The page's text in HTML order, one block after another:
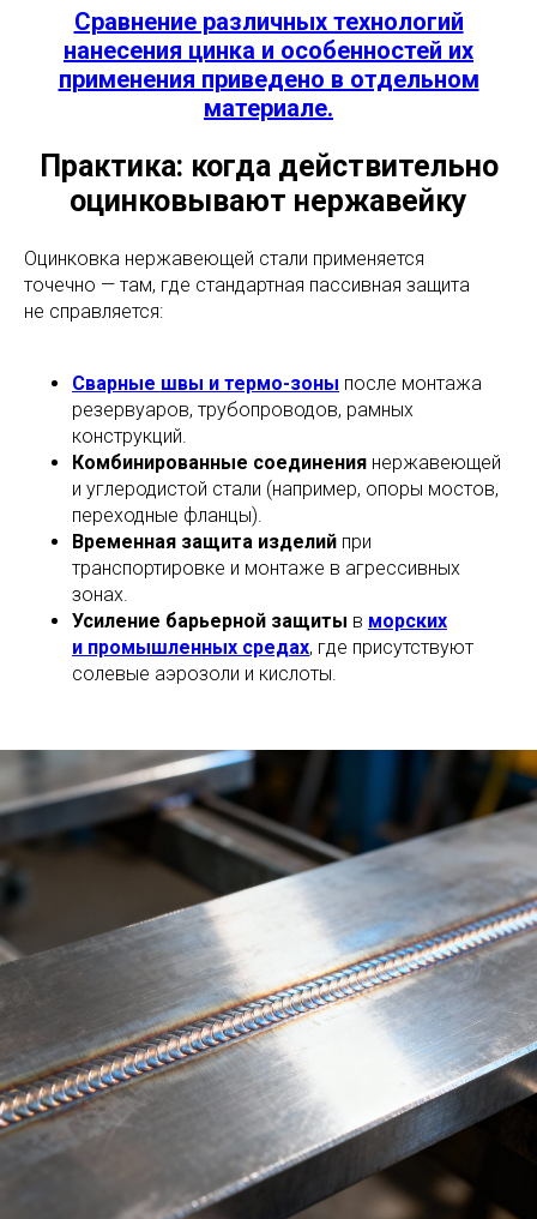
Сравнение различных технологий
нанесения цинка и особенностей их
применения приведено в отдельном
материале.
Практика: когда действительно
оцинковывают нержавейку
Оцинковка нержавеющей стали применяется
точечно — там, где стандартная пассивная защита
не справляется:
Сварные швы и термо-зоны после монтажа
резервуаров, трубопроводов, рамных
конструкций.
Комбинированные соединения нержавеющей
и углеродистой стали (например, опоры мостов,
переходные фланцы).
Временная защита изделий при
транспортировке и монтаже в агрессивных
зонах.
Усиление барьерной защиты в морских
и промышленных средах, где присутствуют
солевые аэрозоли и кислоты.